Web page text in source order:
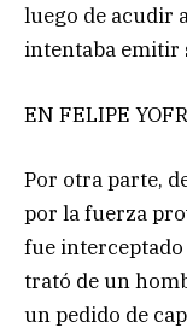
luego de acudir
intentaba emitir
EN FELIPE
Por otra parte,
por la fuerza
fue
trató de un
un pedido de